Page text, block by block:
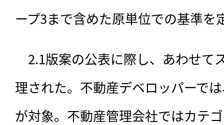
ープ3まで含めた原単位での基準を
2.1版案の公表に際し、あわせて
理された。不動産デベロッパーで
が対象。不動産管理会社ではカテ